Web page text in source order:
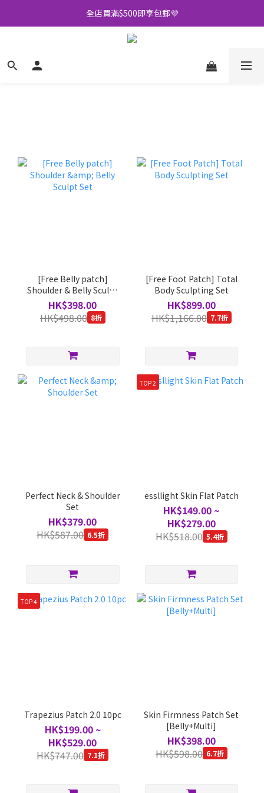
全店買滿$500即享包郵💜
全店買滿$500即享包郵💜
加入會員可享多重優惠🫡
[Free Belly patch]
Shoulder & Belly Sculpt
Set
HK$398.00
HK$498.00 8折
[Free Foot Patch] Total
Body Sculpting Set
HK$899.00
HK$1,166.00 7.7折
Perfect Neck & Shoulder
Set
HK$379.00
HK$587.00 6.5折
TOP 2
essllight Skin Flat Patch
HK$149.00 ~
HK$279.00
HK$518.00 5.4折
TOP 4
Trapezius Patch 2.0 10pc
HK$199.00 ~
HK$529.00
HK$747.00 7.1折
Skin Firmness Patch Set
[Belly+Multi]
HK$398.00
HK$598.00 6.7折